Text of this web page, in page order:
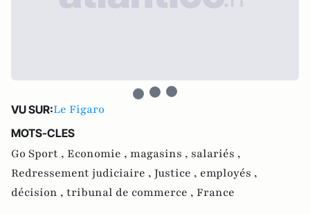
VU SUR:Le Figaro
MOTS-CLES
Go Sport , Economie , magasins , salariés ,
Redressement judiciaire , Justice , employés ,
décision , tribunal de commerce , France